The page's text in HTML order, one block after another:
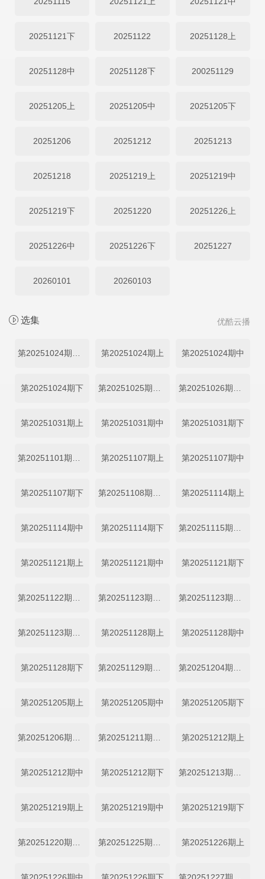
20251121下 20251122 20251128上
20251128中 20251128下 200251129
20251205上 20251205中 20251205下
20251206 20251212 20251213
20251218 20251219上 20251219中
20251219下 20251220 20251226上
20251226中 20251226下 20251227
20260101 20260103
优酷云播
选集
第20251024期上 第20251024期中
第20251024期下
第20251031期上 第20251031期中 第20251031期下
第20251107期上 第20251107期中
第20251107期下 第20251114期上
第20251114期中 第20251114期下
第20251121期上 第20251121期中 第20251121期下
第20251128期上 第20251128期中
第20251128期下
第20251205期上 第20251205期中 第20251205期下
第20251212期上
第20251212期中 第20251212期下
第20251219期上 第20251219期中 第20251219期下
第20251226期上